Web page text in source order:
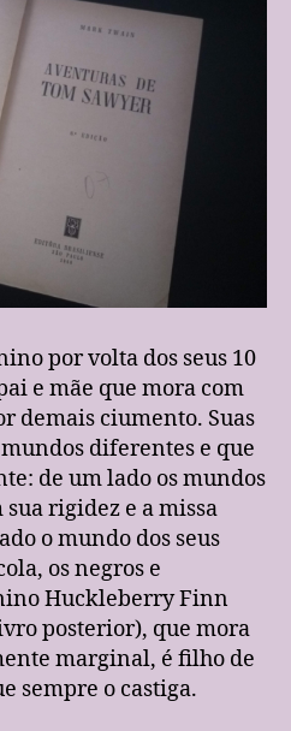
por volta dos seus 10
e mãe que mora com
demais ciumento. Suas
diferentes e que
de um lado os mundos
sua rigidez e a missa
o mundo dos seus
os negros e
Huckleberry Finn
posterior), que mora
marginal, é filho de
sempre o castiga.